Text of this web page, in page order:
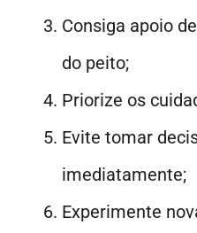
Consiga apoio
do peito;
Priorize os
Evite tomar
imediatamente;
Experimente